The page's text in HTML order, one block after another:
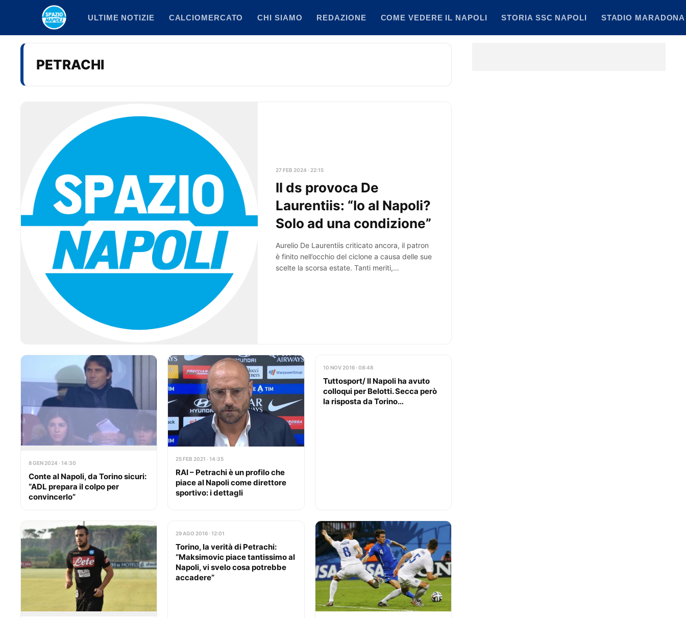
ULTIME NOTIZIE CALCIOMERCATO CHI SIAMO REDAZIONE COME VEDERE IL NAPOLI STORIA SSC NAPOLI STADIO MARADONA
PETRACHI
27 FEB 2024 · 22:15
Il ds provoca De
Laurentiis: “Io al Napoli?
Solo ad una condizione”
Aurelio De Laurentiis criticato ancora, il patron
è finito nell’occhio del ciclone a causa delle sue
scelte la scorsa estate. Tanti meriti,…
8 GEN 2024 · 14:30
Conte al Napoli, da Torino sicuri:
“ADL prepara il colpo per
convincerlo”
25 FEB 2021 · 14:35
RAI – Petrachi è un profilo che
piace al Napoli come direttore
sportivo: i dettagli
10 NOV 2016 · 08:48
Tuttosport/ Il Napoli ha avuto
colloqui per Belotti. Secca però
la risposta da Torino…
29 AGO 2016 · 12:01
Torino, la verità di Petrachi:
“Maksimovic piace tantissimo al
Napoli, vi svelo cosa potrebbe
accadere”